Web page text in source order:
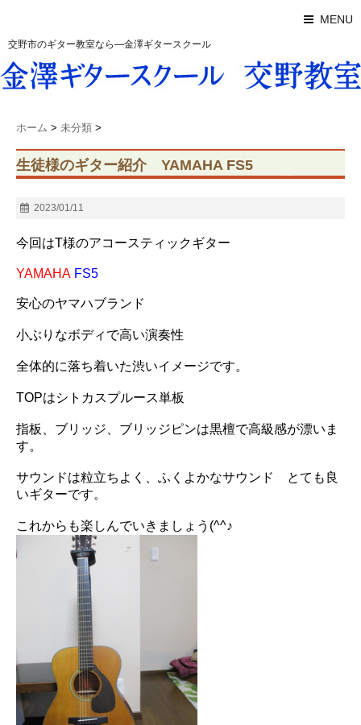
MENU
交野市のギター教室なら―金澤ギタースクール
ホーム > 未分類 >
生徒様のギター紹介 YAMAHA FS5
2023/01/11
今回はT様のアコースティックギター
YAMAHA FS5
安心のヤマハブランド
小ぶりなボディで高い演奏性
全体的に落ち着いた渋いイメージです。
TOPはシトカスプルース単板
指板、ブリッジ、ブリッジピンは黒檀で高級感が漂いま
す。
サウンドは粒立ちよく、ふくよかなサウンド とても良
いギターです。
これからも楽しんでいきましょう(^^♪